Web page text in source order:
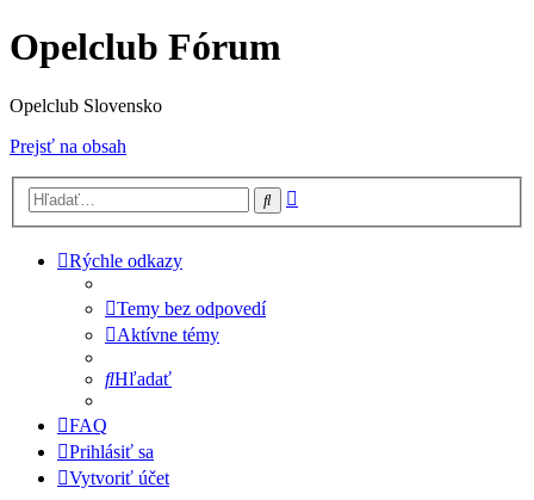
Opelclub Fórum
Opelclub Slovensko
Prejsť na obsah
Hľadať
Rýchle odkazy
Temy bez odpovedí
Aktívne témy
Hľadať
FAQ
Prihlásiť sa
Vytvoriť účet